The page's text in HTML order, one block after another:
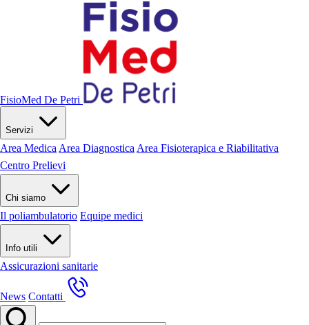
FisioMed De Petri
Servizi
Area Medica Area Diagnostica Area Fisioterapica e Riabilitativa
Centro Prelievi
Chi siamo
Il poliambulatorio Equipe medici
Info utili
Assicurazioni sanitarie
News Contatti